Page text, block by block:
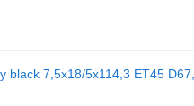
black 7,5x18/5x114,3 ET45